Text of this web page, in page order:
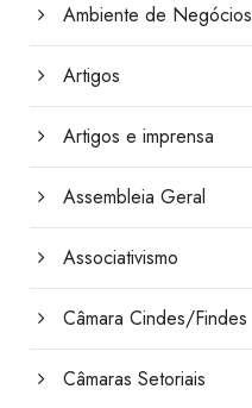
Ambiente de Negócios
Artigos
Artigos e imprensa
Assembleia Geral
Associativismo
Câmara Cindes/Findes
Câmaras Setoriais